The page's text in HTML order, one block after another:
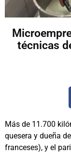
técnicas
Más de 11.700
quesera y dueña
franceses), y el